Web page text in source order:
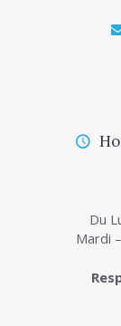
Du
Mardi